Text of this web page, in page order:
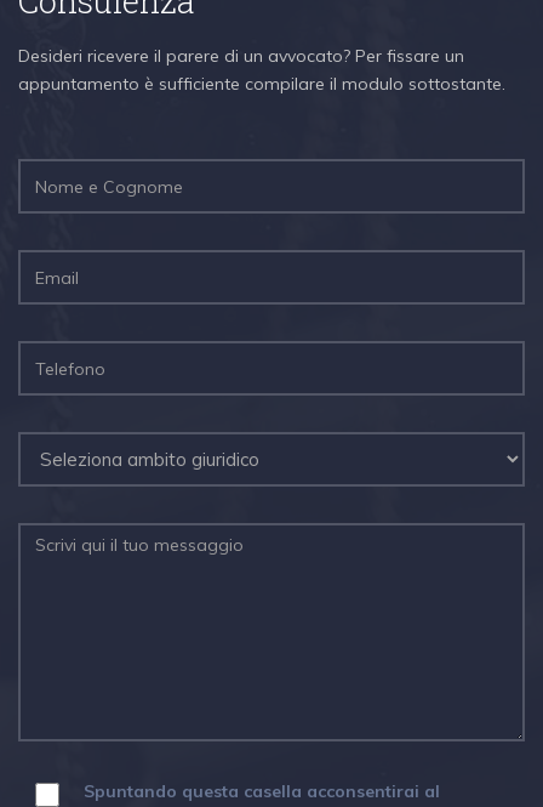
Desideri ricevere il parere di un avvocato? Per fissare un
appuntamento è sufficiente compilare il modulo sottostante.
Spuntando questa casella acconsentirai al